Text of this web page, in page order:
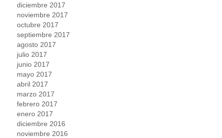
diciembre 2017
noviembre 2017
octubre 2017
septiembre 2017
agosto 2017
julio 2017
junio 2017
mayo 2017
abril 2017
marzo 2017
febrero 2017
enero 2017
diciembre 2016
noviembre 2016